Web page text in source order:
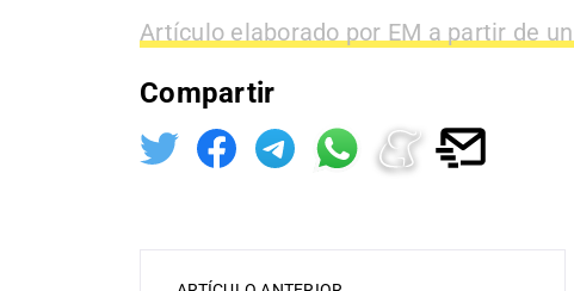
Artículo elaborado por EM a partir de
Compartir